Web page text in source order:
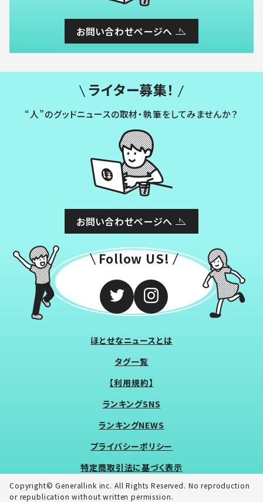
お問い合わせページへ
ライター募集！
“人”のグッドニュースの取材・執筆をしてみませんか？
お問い合わせページへ
Follow US!
ほとせなニュースとは
タグ一覧
【利用規約】
ランキングSNS
ランキングNEWS
プライバシーポリシー
特定商取引法に基づく表示
Copyright© Generallink inc. All Rights Reserved. No reproduction
or republication without written permission.